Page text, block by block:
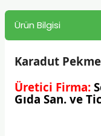
Ürün Bilgisi
Karadut
Üretici Firma:
Gıda San. ve